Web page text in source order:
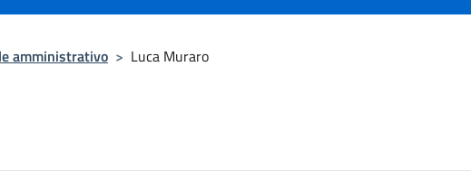
amministrativo > Luca Muraro